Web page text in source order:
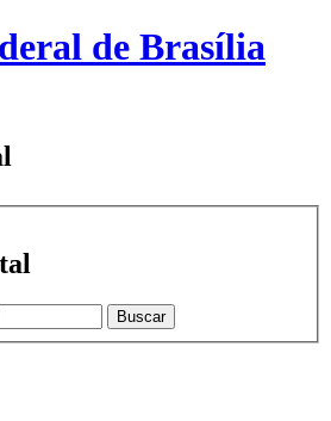
de Brasília
Buscar